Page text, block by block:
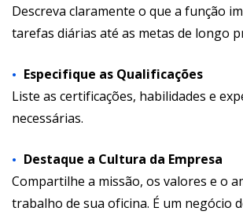
Descreva claramente o que a função
tarefas diárias até as metas de longo
Especifique as Qualificações
Liste as certificações, habilidades e
necessárias.
Destaque a Cultura da Empresa
Compartilhe a missão, os valores e o
trabalho de sua oficina. É um negócio